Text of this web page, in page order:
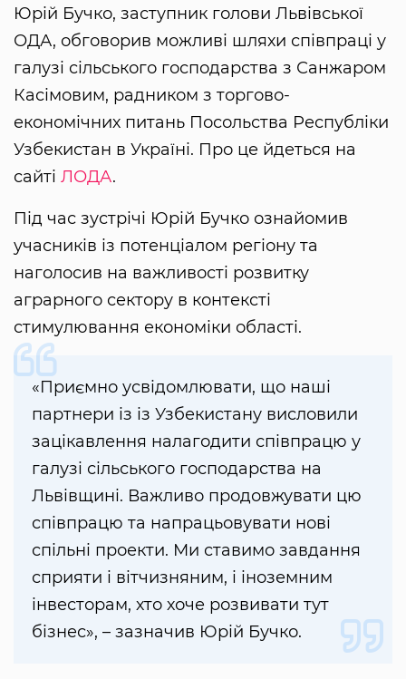
Юрій Бучко, заступник голови Львівської
ОДА, обговорив можливі шляхи співпраці у
галузі сільського господарства з Санжаром
Касімовим, радником з торгово-
економічних питань Посольства Республіки
Узбекистан в Україні. Про це йдеться на
сайті ЛОДА.
Під час зустрічі Юрій Бучко ознайомив
учасників із потенціалом регіону та
наголосив на важливості розвитку
аграрного сектору в контексті
стимулювання економіки області.
«Приємно усвідомлювати, що наші
партнери із із Узбекистану висловили
зацікавлення налагодити співпрацю у
галузі сільського господарства на
Львівщині. Важливо продовжувати цю
співпрацю та напрацьовувати нові
спільні проекти. Ми ставимо завдання
сприяти і вітчизняним, і іноземним
інвесторам, хто хоче розвивати тут
бізнес», – зазначив Юрій Бучко.